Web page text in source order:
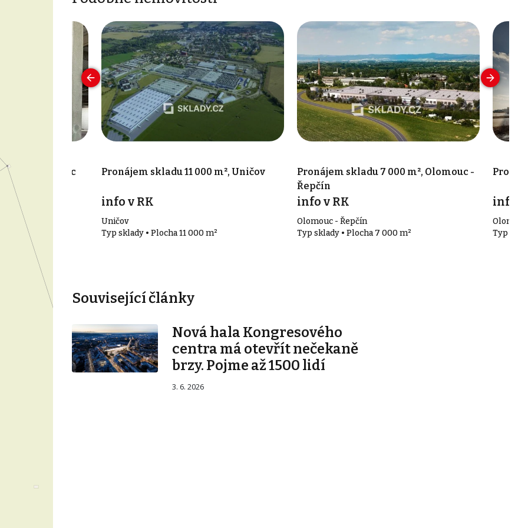
m², Olomouc
m²
Pronájem skladu 11 000 m², Uničov
info v RK
Uničov
Typ sklady • Plocha 11 000 m²
Pronájem skladu 7 000 m², Olomouc -
Řepčín
info v RK
Olomouc - Řepčín
Typ sklady • Plocha 7 000 m²
info v
Olomouc
Typ
Související články
Nová hala Kongresového
centra má otevřít nečekaně
brzy. Pojme až 1500 lidí
3. 6. 2026